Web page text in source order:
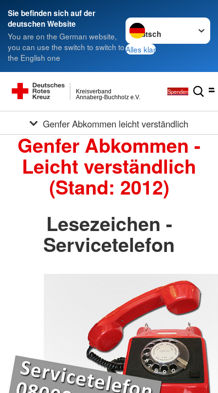
Sie befinden sich auf der
deutschen Website
You are on the German website,
you can use the switch to switch to
the English one
Sprache wechseln zu
Alles klar
Annaberg-Buchholz e.V.
Kreisverband Spenden
Genfer Abkommen leicht verständlich
Genfer Abkommen -
Leicht verständlich
(Stand: 2012)
Lesezeichen -
Servicetelefon